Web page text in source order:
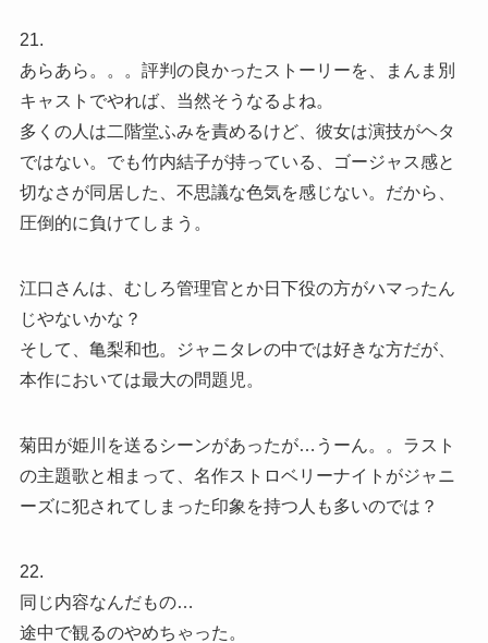
21.
あらあら。。。評判の良かったストーリーを、まんま別
キャストでやれば、当然そうなるよね。
多くの人は二階堂ふみを責めるけど、彼女は演技がヘタ
ではない。でも竹内結子が持っている、ゴージャス感と
切なさが同居した、不思議な色気を感じない。だから、
圧倒的に負けてしまう。
江口さんは、むしろ管理官とか日下役の方がハマったん
じやないかな？
そして、亀梨和也。ジャニタレの中では好きな方だが、
本作においては最大の問題児。
菊田が姫川を送るシーンがあったが…うーん。。ラスト
の主題歌と相まって、名作ストロベリーナイトがジャニ
ーズに犯されてしまった印象を持つ人も多いのでは？
22.
同じ内容なんだもの…
途中で観るのやめちゃった。